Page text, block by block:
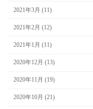
2021年3月 (11)
2021年2月 (12)
2021年1月 (11)
2020年12月 (13)
2020年11月 (19)
2020年10月 (21)